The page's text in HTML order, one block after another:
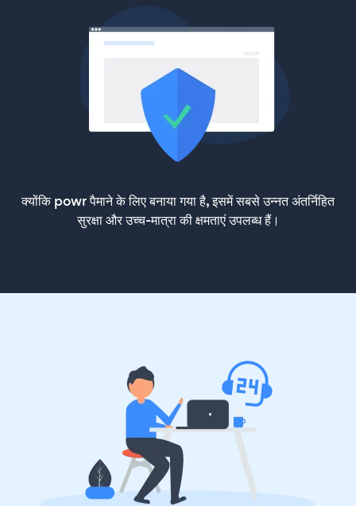
क्योंकि powr पैमाने के लिए बनाया गया है, इसमें सबसे उन्नत अंतर्निहित
सुरक्षा और उच्च-मात्रा की क्षमताएं उपलब्ध हैं।